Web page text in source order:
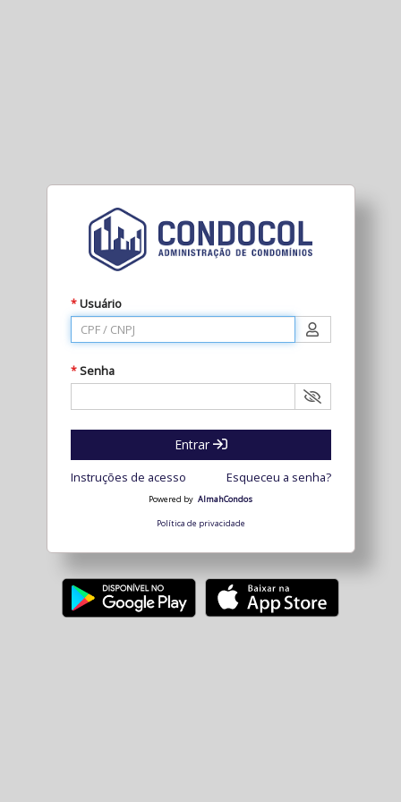
* Usuário
* Senha
Entrar
Instruções de acesso Esqueceu a senha?
Powered by AlmahCondos
Política de privacidade